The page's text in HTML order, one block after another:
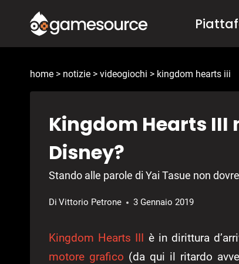
contenuto
home > notizie > videogiochi > kingdom hearts iii
Kingdom Hearts
Disney?
Stando alle parole di Yai Tasue non
Di Vittorio Petrone 3 Gennaio 2019
Kingdom Hearts III è in dirittura
motore grafico (da qui il ritardo